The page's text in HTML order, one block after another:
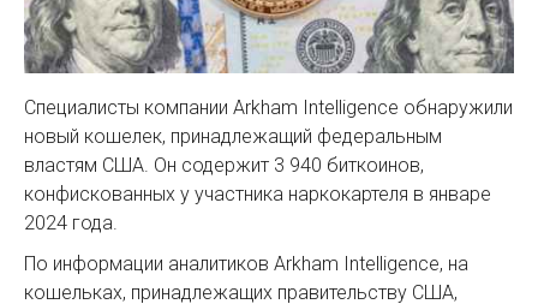
Специалисты компании Arkham Intelligence обнаружили
новый кошелек, принадлежащий федеральным
властям США. Он содержит 3 940 биткоинов,
конфискованных у участника наркокартеля в январе
2024 года.
По информации аналитиков Arkham Intelligence, на
кошельках, принадлежащих правительству США,